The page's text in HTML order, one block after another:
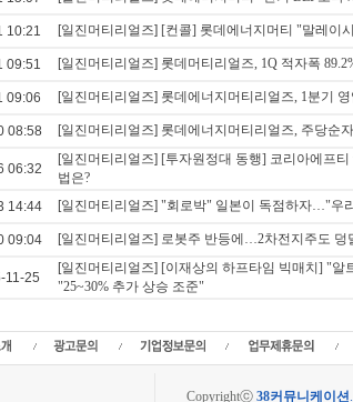
10:21 [일진머티리얼즈] [컨콜] 롯데에너지머티 "말레이
09:51 [일진머티리얼즈] 롯데머티리얼즈, 1Q 적자폭
09:06 [일진머티리얼즈] 롯데에너지머티리얼즈, 1분기
08:58 [일진머티리얼즈] 롯데에너지머티리얼즈, 주당순
06:32
[일진머티리얼즈] [투자원정대 동행] 코리아에프
법은?
14:44 [일진머티리얼즈] "회로박" 일본이 독점하자…"우
09:04 [일진머티리얼즈] 로봇주 반등에…2차전지주도 덩
11-25
[일진머티리얼즈] [이재상의 하프타임 빅매치] "알
"25~30% 추가 상승 조준"
Copyrightⓒ 38커뮤니케이션.